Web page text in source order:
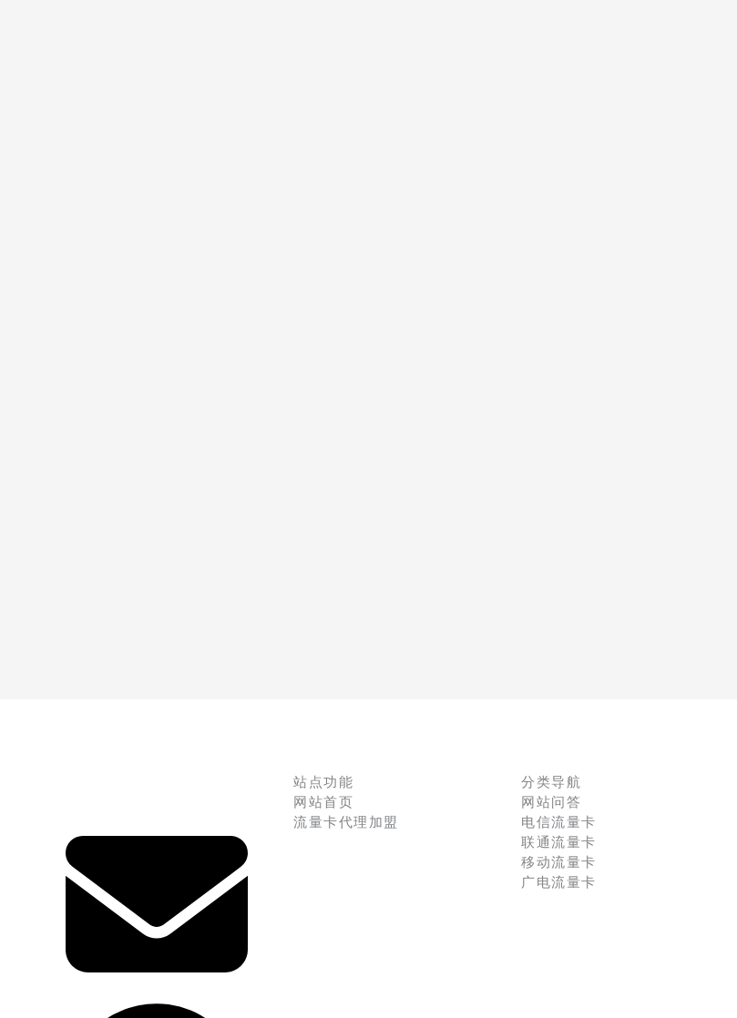
站点功能
网站首页
流量卡代理加盟
分类导航
网站问答
电信流量卡
联通流量卡
移动流量卡
广电流量卡